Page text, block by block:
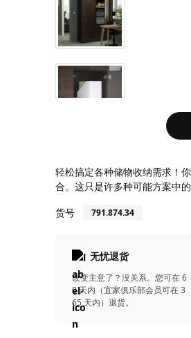
轻松搞定各种储物收纳需求！
合。这只是许多种可能方案中的
货号
791.874.34
无忧退货
改变主意了？没关系。您可在 6
0 天内（宜家俱乐部会员可在 3
65 天内）退货。